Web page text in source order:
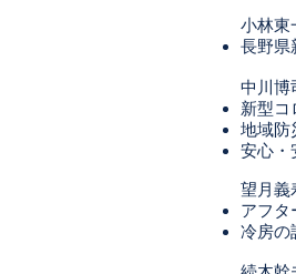
小林
長野県
中川
新型コ
地域防
安心・
望月
アフタ
冷房の